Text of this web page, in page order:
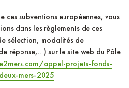
ces subventions européennes, vous
dans les règlements de ces
sélection, modalités de
réponse,…) sur le site web du Pôle
appel-projets-fonds-
mers-2025